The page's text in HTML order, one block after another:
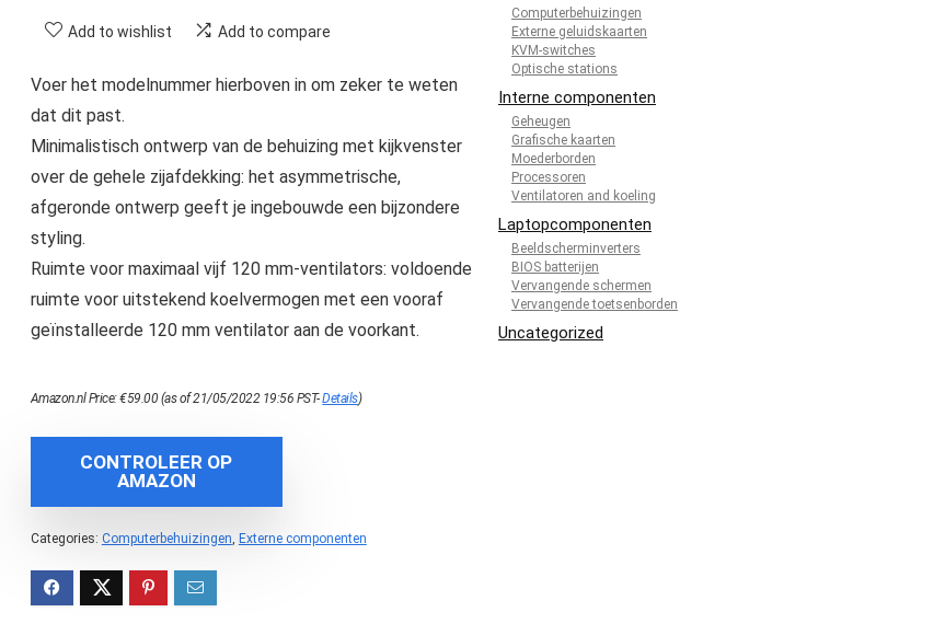
Add to wishlist Add to compare
Voer het modelnummer hierboven in om zeker te weten
dat dit past.
Minimalistisch ontwerp van de behuizing met kijkvenster
over de gehele zijafdekking: het asymmetrische,
afgeronde ontwerp geeft je ingebouwde een bijzondere
styling.
Ruimte voor maximaal vijf 120 mm-ventilators: voldoende
ruimte voor uitstekend koelvermogen met een vooraf
geïnstalleerde 120 mm ventilator aan de voorkant.
Amazon.nl Price:€59.00(as of 21/05/2022 19:56 PST-Details)
CONTROLEER OP
AMAZON
Categories: Computerbehuizingen, Externe componenten
Computerbehuizingen
Externe geluidskaarten
KVM-switches
Optische stations
Interne componenten
Geheugen
Grafische kaarten
Moederborden
Processoren
Ventilatoren and koeling
Laptopcomponenten
Beeldscherminverters
BIOS batterijen
Vervangende schermen
Vervangende toetsenborden
Uncategorized